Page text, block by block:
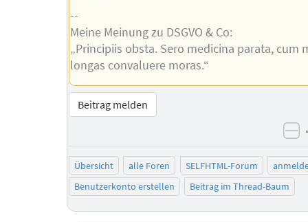
--
Meine Meinung zu DSGVO & Co:
„Principiis obsta. Sero medicina parata, cum
longas convaluere moras.“
Beitrag melden
Übersicht alle Foren SELFHTML-Forum
Benutzerkonto erstellen
Beitrag im Thread-Baum